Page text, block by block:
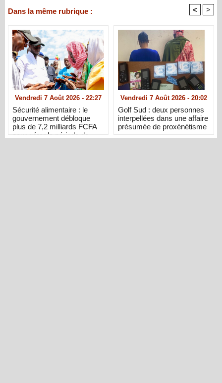
Dans la même rubrique : < >
Vendredi 7 Août 2026 - 22:27
Sécurité alimentaire : le
gouvernement débloque
plus de 7,2 milliards FCFA
pour gérer la période de
Vendredi 7 Août 2026 - 20:02
Golf Sud : deux personnes
interpellées dans une affaire
présumée de proxénétisme